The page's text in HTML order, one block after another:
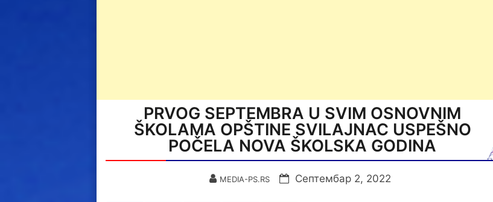
PRVOG SEPTEMBRA U SVIM OSNOVNIM
ŠKOLAMA OPŠTINE SVILAJNAC USPEŠNO
POČELA NOVA ŠKOLSKA GODINA
MEDIA-PS.RS Септембар 2, 2022